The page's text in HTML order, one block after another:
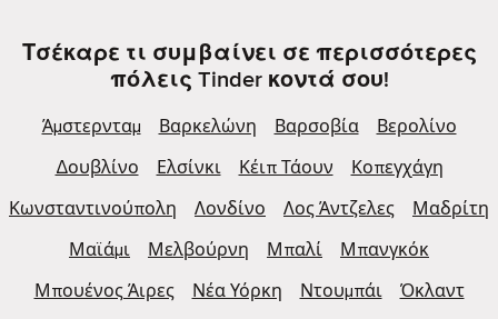
Τσέκαρε τι συμβαίνει σε περισσότερες
πόλεις Tinder κοντά σου!
Άμστερνταμ Βαρκελώνη Βαρσοβία
Βερολίνο
Δουβλίνο
Ελσίνκι Κέιπ Τάουν
Κοπεγχάγη
Κωνσταντινούπολη
Λονδίνο Λος Άντζελες
Μαδρίτη
Μαϊάμι
Μελβούρνη Μπαλί
Μπανγκόκ
Μπουένος Άιρες
Νέα Υόρκη Ντουμπάι
Όκλαντ